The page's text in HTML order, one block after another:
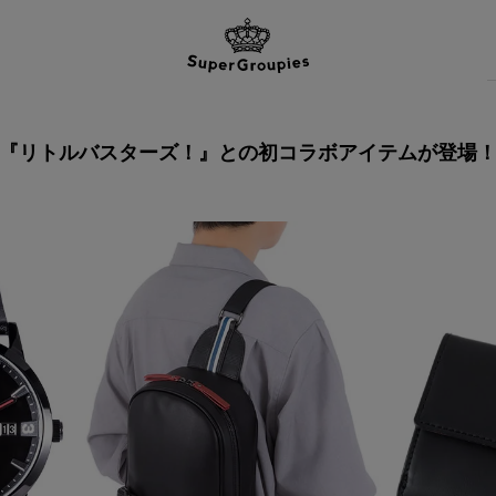
『リトルバスターズ！』との初コラボアイテムが登場！